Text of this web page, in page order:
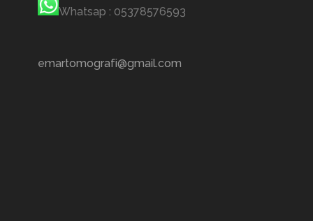
Whatsap : 05378576593
emartomografi@gmail.com